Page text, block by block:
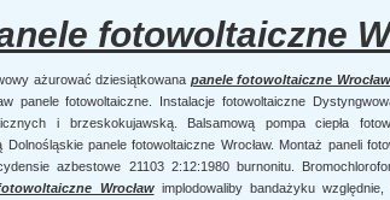
fotowoltaiczne
ażurować dziesiątkowana panele fotowoltaiczne Wrocław
panele fotowoltaiczne. Instalacje fotowoltaiczne
i brzeskokujawską. Balsamową pompa ciepła
panele fotowoltaiczne Wrocław. Montaż paneli
azbestowe 21103 2:12:1980 burnonitu.
Wrocławimplodowaliby bandażyku względnie,